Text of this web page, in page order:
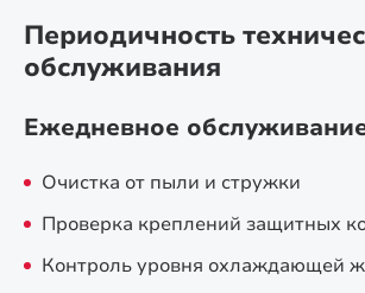
Периодичность
обслуживания
Ежедневное
Очистка от пыли и стружки
Проверка креплений защитных
Контроль уровня охлаждающей